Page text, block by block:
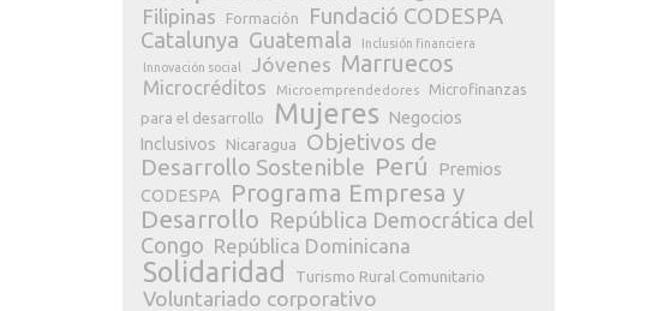
Filipinas
Formación
Fundació CODESPA
Catalunya Guatemala
Inclusión financiera
Innovación social
Jóvenes Marruecos
Microcréditos Microemprendedores
Microfinanzas
para el desarrollo
Mujeres
Negocios
Inclusivos
Nicaragua
Objetivos de
Desarrollo Sostenible Perú
Premios
CODESPA
Programa Empresa y
Desarrollo República Democrática del
Congo República Dominicana
Solidaridad Turismo Rural Comunitario
Voluntariado corporativo